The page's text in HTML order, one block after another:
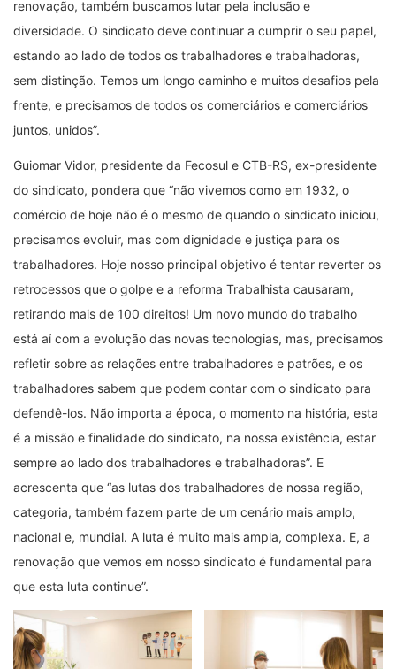
renovação, também buscamos lutar pela inclusão e
diversidade. O sindicato deve continuar a cumprir o seu papel,
estando ao lado de todos os trabalhadores e trabalhadoras,
sem distinção. Temos um longo caminho e muitos desafios pela
frente, e precisamos de todos os comerciários e comerciários
juntos, unidos”.
Guiomar Vidor, presidente da Fecosul e CTB-RS, ex-presidente
do sindicato, pondera que “não vivemos como em 1932, o
comércio de hoje não é o mesmo de quando o sindicato iniciou,
precisamos evoluir, mas com dignidade e justiça para os
trabalhadores. Hoje nosso principal objetivo é tentar reverter os
retrocessos que o golpe e a reforma Trabalhista causaram,
retirando mais de 100 direitos! Um novo mundo do trabalho
está aí com a evolução das novas tecnologias, mas, precisamos
refletir sobre as relações entre trabalhadores e patrões, e os
trabalhadores sabem que podem contar com o sindicato para
defendê-los. Não importa a época, o momento na história, esta
é a missão e finalidade do sindicato, na nossa existência, estar
sempre ao lado dos trabalhadores e trabalhadoras”. E
acrescenta que “as lutas dos trabalhadores de nossa região,
categoria, também fazem parte de um cenário mais amplo,
nacional e, mundial. A luta é muito mais ampla, complexa. E, a
renovação que vemos em nosso sindicato é fundamental para
que esta luta continue”.